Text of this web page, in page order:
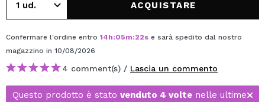
ACQUISTARE
Confermare l'ordine entro 14h:05m:21se sarà spedito dal nostro
magazzino in 10/08/2026
4 comment(s) / Lascia un commento
Questo prodotto è stato venduto 4 volte nelle ultime